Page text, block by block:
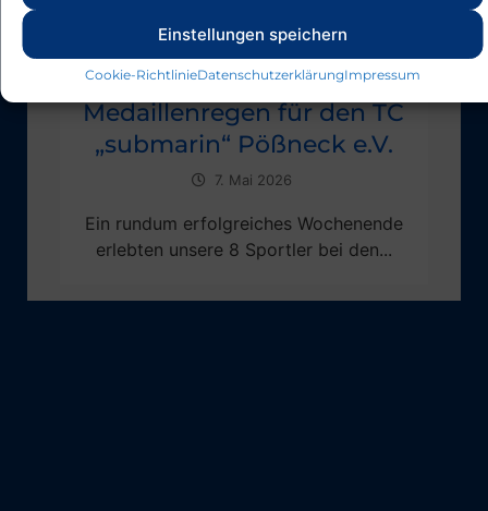
Einstellungen speichern
Cookie-RichtlinieDatenschutzerklärungImpressum
Beiträge
Medaillenregen für den TC
„submarin“ Pößneck e.V.
7. Mai 2026
Ein rundum erfolgreiches Wochenende
erlebten unsere 8 Sportler bei den...